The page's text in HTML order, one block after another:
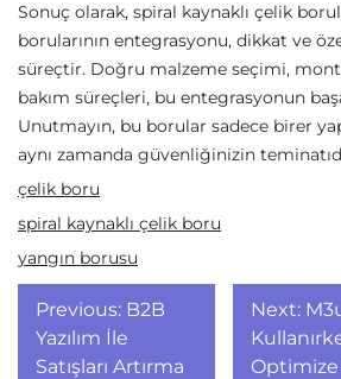
Sonuç olarak, spiral kaynaklı çelik
borularının entegrasyonu, dikkat ve
süreçtir. Doğru malzeme seçimi,
bakım süreçleri, bu entegrasyonun
Unutmayın, bu borular sadece birer
aynı zamanda güvenliğinizin
çelik boru
spiral kaynaklı çelik boru
yangın borusu
Yazı
gezinmesi
Previous: B2B
Yazılım İle
Satışları Artırma
Next: